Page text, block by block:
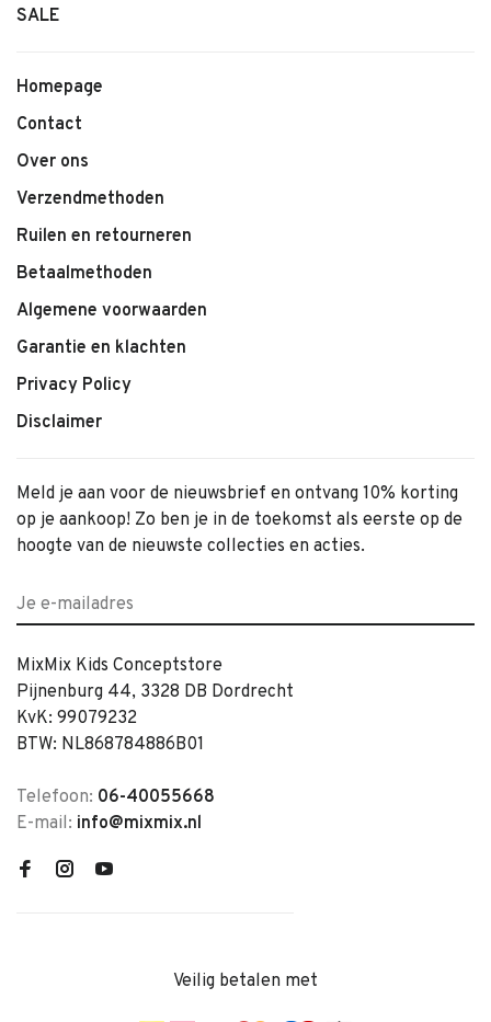
SALE
Homepage
Contact
Over ons
Verzendmethoden
Ruilen en retourneren
Betaalmethoden
Algemene voorwaarden
Garantie en klachten
Privacy Policy
Disclaimer
Meld je aan voor de nieuwsbrief en ontvang 10% korting
op je aankoop! Zo ben je in de toekomst als eerste op de
hoogte van de nieuwste collecties en acties.
MixMix Kids Conceptstore
Pijnenburg 44, 3328 DB Dordrecht
KvK: 99079232
BTW: NL868784886B01
Telefoon: 06-40055668
E-mail: info@mixmix.nl
Veilig betalen met